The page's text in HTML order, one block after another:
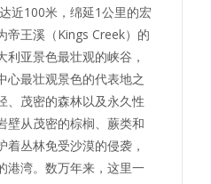
近100米，绵延1公里的宏
帝王溪（Kings Creek）的
亚景色最壮观的峡谷，
心最壮观景色的代表地之
、茂密的森林以及永久性
壁从茂密的棕榈、蕨类和
丛林免受沙漠的侵袭，
港湾。数万年来，这里一